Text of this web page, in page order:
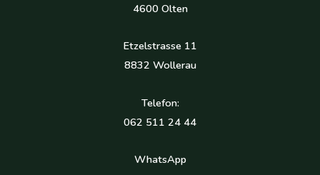
4600 Olten
Etzelstrasse 11
8832 Wollerau
Telefon:
062 511 24 44
WhatsApp